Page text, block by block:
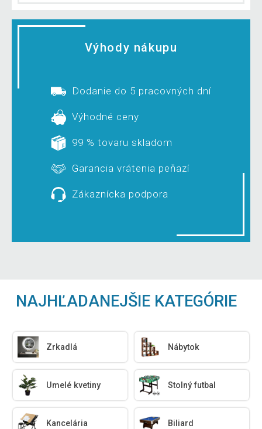
Výhody nákupu
Dodanie do 5 pracovných dní
Výhodné ceny
99 % tovaru skladom
Garancia vrátenia peňazí
Zákaznícka podpora
NAJHĽADANEJŠIE KATEGÓRIE
Zrkadlá Nábytok
Umelé kvetiny Stolný futbal
Kancelária Biliard